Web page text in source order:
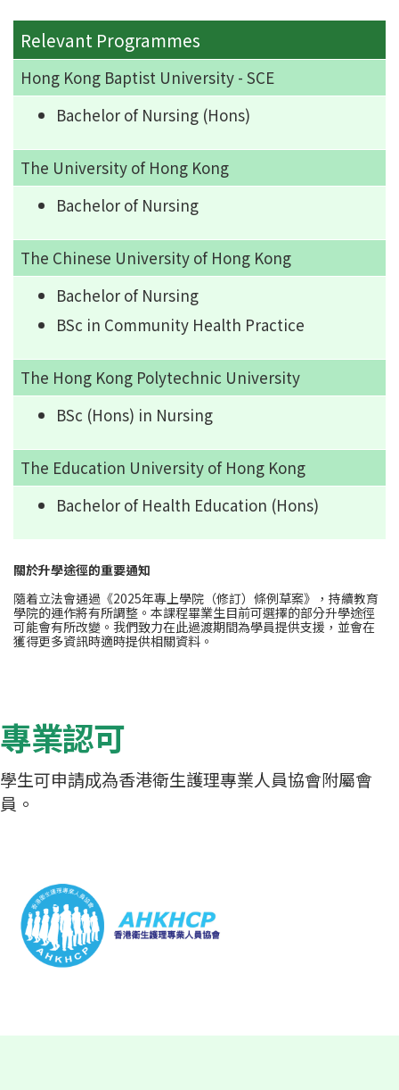
Relevant Programmes
Hong Kong Baptist University - SCE
Bachelor of Nursing (Hons)
The University of Hong Kong
Bachelor of Nursing
The Chinese University of Hong Kong
Bachelor of Nursing
BSc in Community Health Practice
The Hong Kong Polytechnic University
BSc (Hons) in Nursing
The Education University of Hong Kong
Bachelor of Health Education (Hons)
關於升學途徑的重要通知
隨着立法會通過《2025年專上學院（修訂）條例草案》，持續教育
學院的運作將有所調整。本課程畢業生目前可選擇的部分升學途徑
可能會有所改變。我們致力在此過渡期間為學員提供支援，並會在
獲得更多資訊時適時提供相關資料。
專業認可
學生可申請成為香港衛生護理專業人員協會附屬會
員。